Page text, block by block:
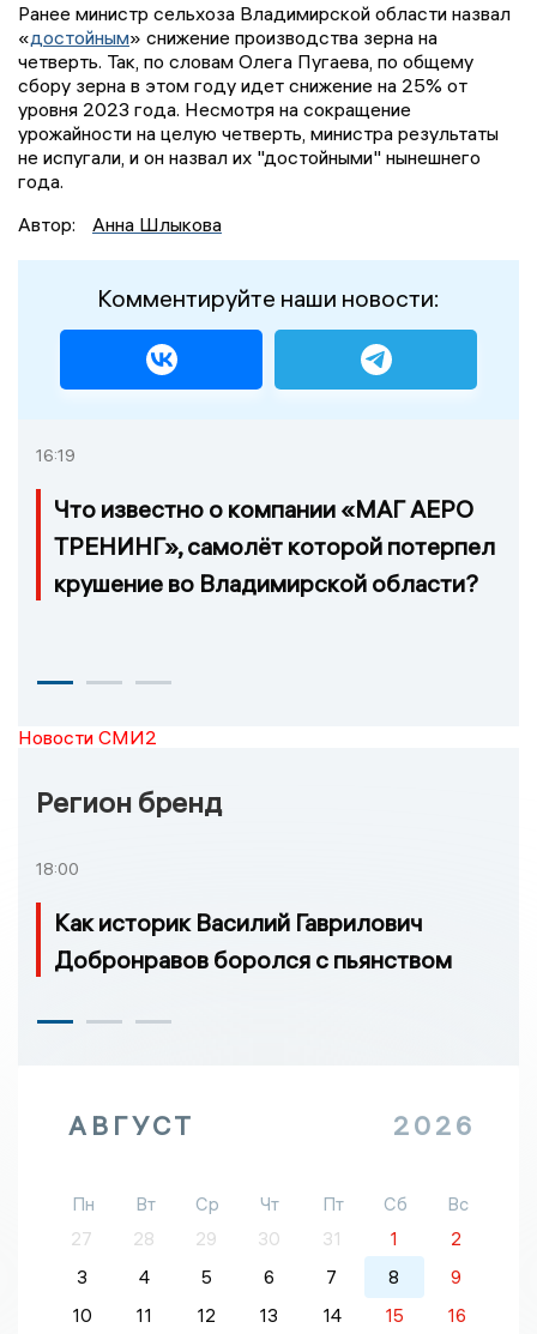
Ранее министр сельхоза Владимирской области назвал
«достойным» снижение производства зерна на
четверть. Так, по словам Олега Пугаева, по общему
сбору зерна в этом году идет снижение на 25% от
уровня 2023 года. Несмотря на сокращение
урожайности на целую четверть, министра результаты
не испугали, и он назвал их "достойными" нынешнего
года.
Автор:
Анна Шлыкова
Комментируйте наши новости:
16:19
Что известно о компании «МАГ АЕРО
ТРЕНИНГ», самолёт которой потерпел
крушение во Владимирской области?
Новости СМИ2
Регион бренд
18:00
Как историк Василий Гаврилович
Добронравов боролся с пьянством
АВГУСТ 2026
Пн Вт Ср Чт Пт Сб
Вс
27
28 29 30 31 1
2
3
4 5 6 7 8
9
10
11 12 13 14 15 16